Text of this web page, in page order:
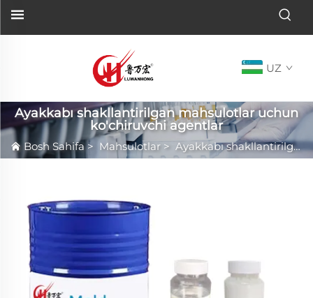
UZ
Ayakkabı shakllantirilgan mahsulotlar uchun
ko'chiruvchi agentlar
Bosh Sahifa> Mahsulotlar > Ayakkabı shakllantirilgan mahsulotlar uchun ko'chiruvchi agentlar